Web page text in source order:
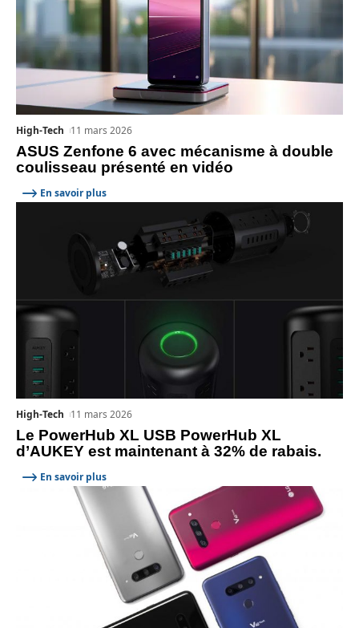
ASUS Zenfone 6 avec mécanisme à double
coulisseau présenté en vidéo
High-Tech 11 mars 2026
En savoir plus
Le PowerHub XL USB PowerHub XL
d’AUKEY est maintenant à 32% de rabais.
High-Tech 11 mars 2026
En savoir plus